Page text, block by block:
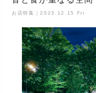
お店特集｜2023.12.15 Fri